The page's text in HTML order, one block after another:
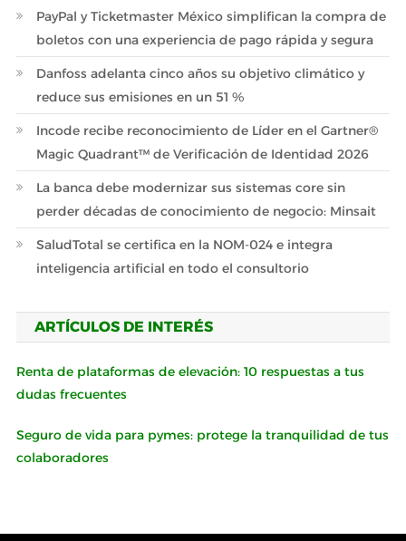
PayPal y Ticketmaster México simplifican la compra de
boletos con una experiencia de pago rápida y segura
Danfoss adelanta cinco años su objetivo climático y
reduce sus emisiones en un 51 %
Incode recibe reconocimiento de Líder en el Gartner®
Magic Quadrant™ de Verificación de Identidad 2026
La banca debe modernizar sus sistemas core sin
perder décadas de conocimiento de negocio: Minsait
SaludTotal se certifica en la NOM-024 e integra
inteligencia artificial en todo el consultorio
ARTÍCULOS DE INTERÉS
Renta de plataformas de elevación: 10 respuestas a tus
dudas frecuentes
Seguro de vida para pymes: protege la tranquilidad de tus
colaboradores